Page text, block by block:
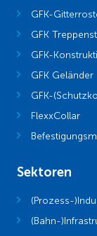
GFK-
GFK
GFK-
GFK Geländer
GFK-
FlexxCollar
Sektoren
(Prozess-
(Bahn-